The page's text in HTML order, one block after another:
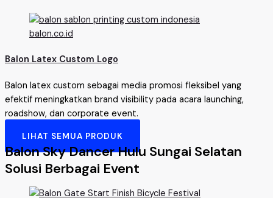
Balon Latex Custom Logo
Balon latex custom sebagai media promosi fleksibel yang
efektif meningkatkan brand visibility pada acara launching,
roadshow, dan corporate event.
LIHAT SEMUA PRODUK
Balon Sky Dancer Hulu Sungai Selatan
Solusi Berbagai Event